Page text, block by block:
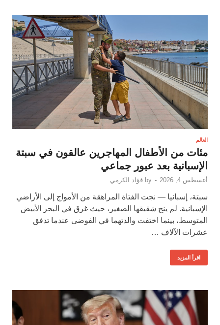
العالم
مئات من الأطفال المهاجرين عالقون في سبتة
الإسبانية بعد عبور جماعي
أغسطس 4, 2026 -
by فؤاد الكرمي
سبتة، إسبانيا — نجت الفتاة المراهقة من الأمواج إلى الأراضي
الإسبانية. لم ينج شقيقها الصغير، حيث غرق في البحر الأبيض
المتوسط، بينما اختفت والدتهما في الفوضى عندما تدفق
عشرات الآلاف …
اقرأ المزيد